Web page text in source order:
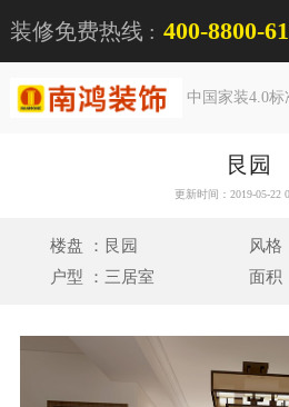
装修免费热线 : 400-8800-
中国家装4.0
艮园
更新时间：2019-05-22
楼盘 ：艮园
风格
户型 ：三居室
面积